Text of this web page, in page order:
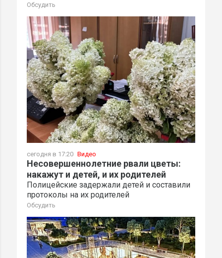
Обсудить
сегодня в 17:20 Видео
Несовершеннолетние рвали цветы:
накажут и детей, и их родителей
Полицейские задержали детей и составили
протоколы на их родителей
Обсудить